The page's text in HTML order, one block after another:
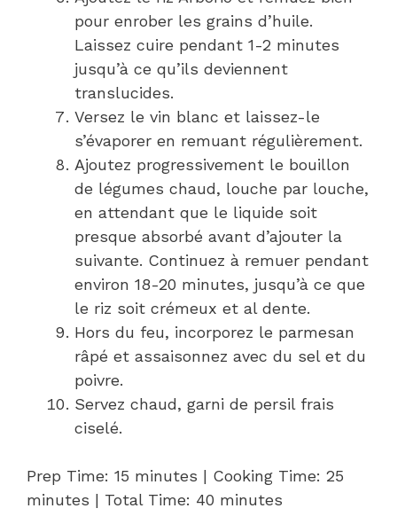
pour enrober les grains d’huile.
Laissez cuire pendant 1-2 minutes
jusqu’à ce qu’ils deviennent
translucides.
Versez le vin blanc et laissez-le
s’évaporer en remuant régulièrement.
Ajoutez progressivement le bouillon
de légumes chaud, louche par louche,
en attendant que le liquide soit
presque absorbé avant d’ajouter la
suivante. Continuez à remuer pendant
environ 18-20 minutes, jusqu’à ce que
le riz soit crémeux et al dente.
Hors du feu, incorporez le parmesan
râpé et assaisonnez avec du sel et du
poivre.
Servez chaud, garni de persil frais
ciselé.
Prep Time: 15 minutes | Cooking Time: 25
minutes | Total Time: 40 minutes